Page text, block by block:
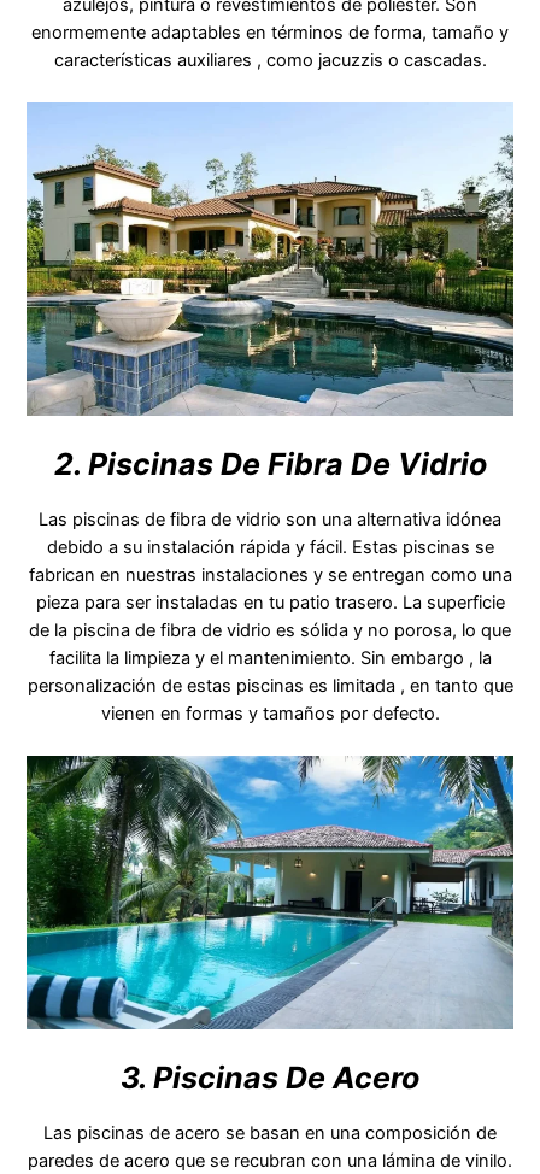
azulejos, pintura o revestimientos de poliéster. Son
enormemente adaptables en términos de forma, tamaño y
características auxiliares , como jacuzzis o cascadas.
2. Piscinas De Fibra De Vidrio
Las piscinas de fibra de vidrio son una alternativa idónea
debido a su instalación rápida y fácil. Estas piscinas se
fabrican en nuestras instalaciones y se entregan como una
pieza para ser instaladas en tu patio trasero. La superficie
de la piscina de fibra de vidrio es sólida y no porosa, lo que
facilita la limpieza y el mantenimiento. Sin embargo , la
personalización de estas piscinas es limitada , en tanto que
vienen en formas y tamaños por defecto.
3. Piscinas De Acero
Las piscinas de acero se basan en una composición de
paredes de acero que se recubran con una lámina de vinilo.